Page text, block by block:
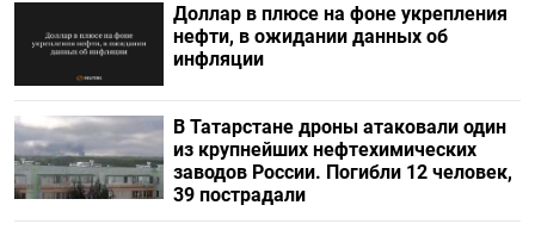
Доллар в плюсе на фоне укрепления
нефти, в ожидании данных об
инфляции
В Татарстане дроны атаковали один
из крупнейших нефтехимических
заводов России. Погибли 12 человек,
39 пострадали